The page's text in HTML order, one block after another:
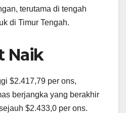
terutama di tengah
di Timur Tengah.
Naik
$2.417,79 per ons,
berjangka yang berakhir
$2.433,0 per ons.